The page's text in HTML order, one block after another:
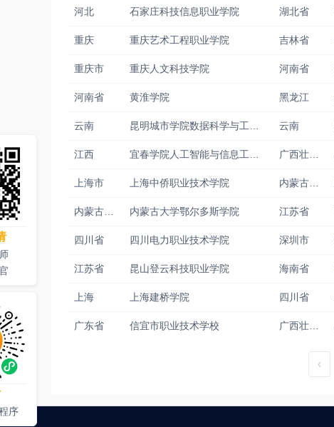
河北 石家庄科技信息职业学院 湖北省
重庆 重庆艺术工程职业学院 吉林省
重庆市 重庆人文科技学院 河南省
河南省 黄淮学院 黑龙江
云南 云南
江西
上海市 上海中侨职业技术学院
内蒙古大学鄂尔多斯学院 江苏省
四川省 四川电力职业技术学院 深圳市
江苏省 昆山登云科技职业学院 海南省
上海 上海建桥学院 四川省
广东省 信宜市职业技术学校
‹
序